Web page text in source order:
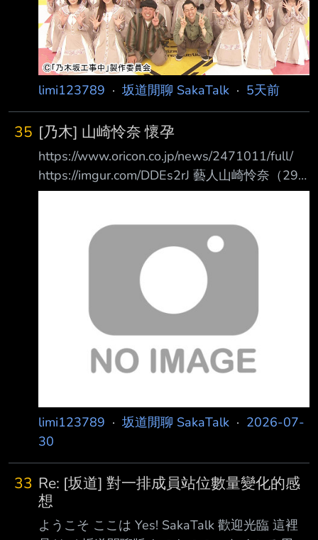
で購入したア
limi123789 · 坂道閒聊 SakaTalk · 5天前
35 [乃木] 山崎怜奈 懷孕
https://www.oricon.co.jp/news/2471011/full/
https://imgur.com/DDEs2rJ 藝人山崎怜奈（29
歲）於30日出演 TOKYO FM《山崎怜奈の誰か
自己懷孕。 ------
https://x.com/ymzkofficial/status/20827063152
40210891 https://imgur.com/NVPwYJX 致一直
以來照顧我的各位： 值此盛夏之際，衷心祝福
各位身體健康、萬事順遂。
limi123789 · 坂道閒聊 SakaTalk · 2026-07-
30
33 Re: [坂道] 對一排成員站位數量變化的感
想
ようこそ ここは Yes! SakaTalk 歡迎光臨 這裡